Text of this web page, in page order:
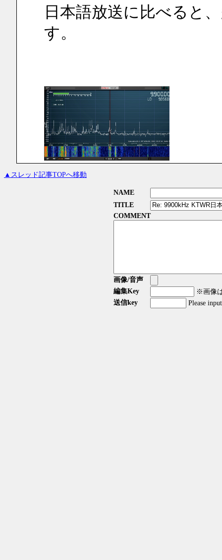
日本語放送に比べると
す。
▲スレッド記事TOPへ移動
NAME
TITLE
COMMENT
画像/音声
編集Key
※画像
送信key
Please